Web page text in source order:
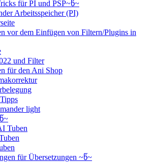
für PI und PSP~წ~
Arbeitsspeicher (PI)
vor dem Einfügen von Filtern/Plugins in
und Filter
für den Ani Shop
light
Tuben
für Übersetzungen ~წ~